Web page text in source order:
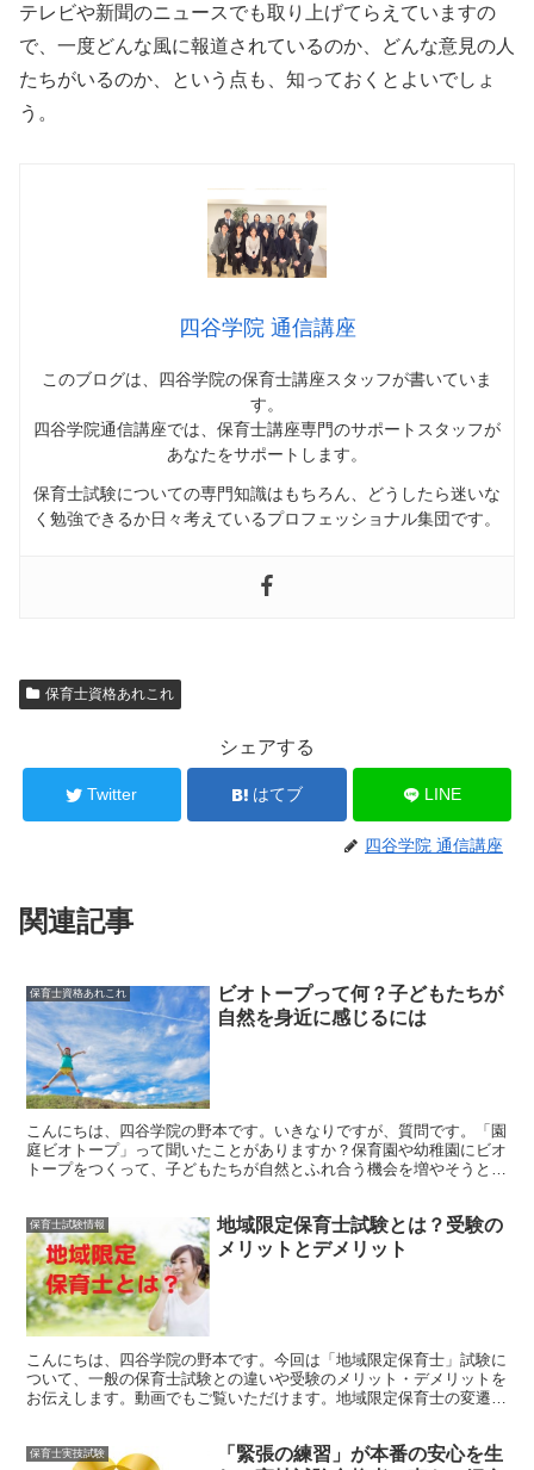
テレビや新聞のニュースでも取り上げてらえていますの
で、一度どんな風に報道されているのか、どんな意見の人
たちがいるのか、という点も、知っておくとよいでしょ
う。
四谷学院 通信講座
このブログは、四谷学院の保育士講座スタッフが書いていま
す。
四谷学院通信講座では、 保育士講座専門のサポートスタッフが
あなたをサポートします。
保育士試験についての専門知識はもちろん、どうしたら迷いな
く勉強できるか日々考えているプロフェッショナル集団です。
保育士資格あれこれ
シェアする
Twitter はてブ LINE
四谷学院 通信講座
関連記事
保育士資格あれこれ
ビオトープって何？子どもたちが
自然を身近に感じるには
こんにちは、四谷学院の野本です。いきなりですが、質問です。「園
庭ビオトープ」って聞いたことがありますか？保育園や幼稚園にビオ
トープをつくって、子どもたちが自然とふれ合う機会を増やそうとす
保育士試験情報
地域限定保育士試験とは？受験の
メリットとデメリット
こんにちは、四谷学院の野本です。今回は「地域限定保育士」試験に
ついて、一般の保育士試験との違いや受験のメリット・デメリットを
お伝えします。動画でもご覧いただけます。地域限定保育士の変遷平
保育士実技試験
「緊張の練習」が本番の安心を生